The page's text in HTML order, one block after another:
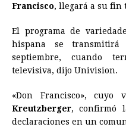
b
o
k
e
g
e
s
A
p
p
Francisco, llegará a su fin
El programa de
hispana se
septiembre, cuando
televisiva, dijo Univision.
«Don Francisco», cuyo
Kreutzberger, confirmó
declaraciones en un